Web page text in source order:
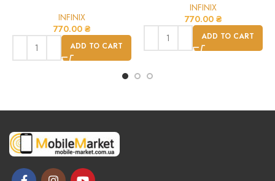
INFINIX
770.00 ₴
ADD TO CART
INFINIX
770.00 ₴
ADD TO CART